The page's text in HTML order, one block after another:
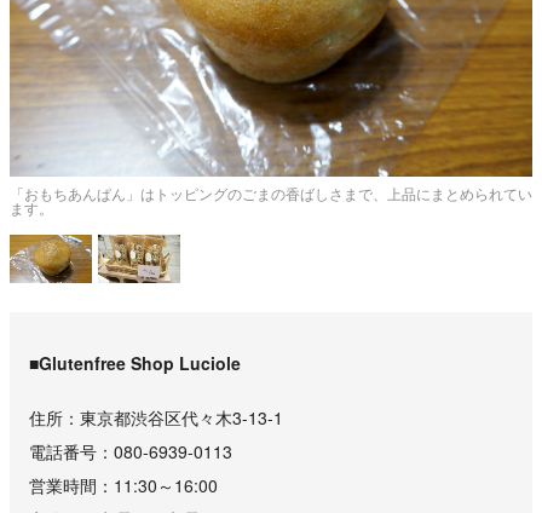
「おもちあんぱん」はトッピングのごまの香ばしさまで、上品にまとめられてい
ます。
■Glutenfree Shop Luciole
住所
東京都渋谷区代々木3-13-1
電話番号
080-6939-0113
営業時間
11:30～16:00